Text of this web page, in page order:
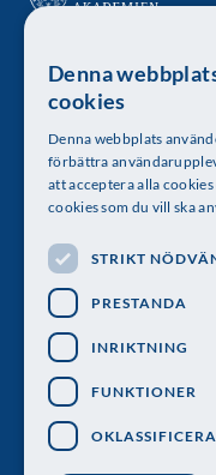
Kungl.
Besöksadress: Lilla
Telefon: 08-673 95 00
Följ oss
Denna
cookies
Denna webbplats
förbättra
att acceptera alla
cookies som du vill ska
STRIKT
PRESTANDA
INRIKTNING
FUNKTIONER